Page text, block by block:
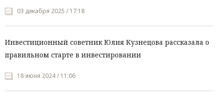
03 декабря 2025 / 17:18
Инвестиционный советник Юлия Кузнецова рассказала о
правильном старте в инвестировании
18 июня 2024 / 11:06